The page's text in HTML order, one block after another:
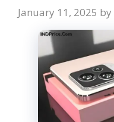
January 11, 2025 by